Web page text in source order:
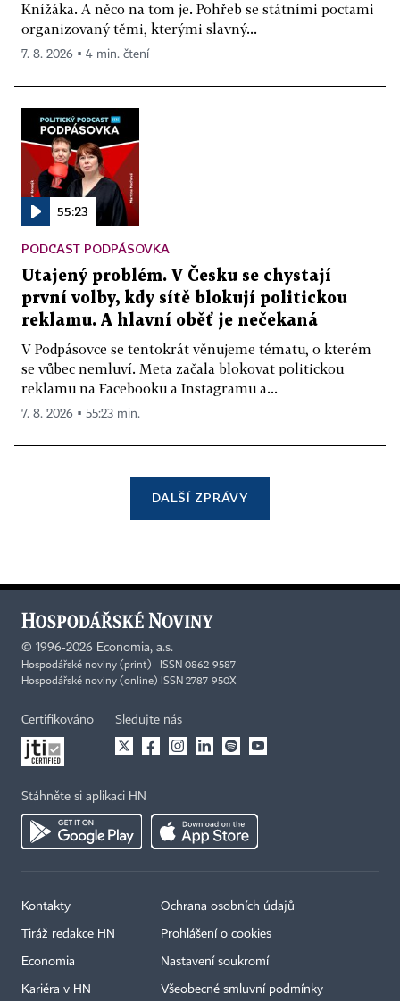
Knížáka. A něco na tom je. Pohřeb se státními poctami
organizovaný těmi, kterými slavný...
7. 8. 2026 ▪ 4 min. čtení
55:23
PODCAST PODPÁSOVKA
Utajený problém. V Česku se chystají
první volby, kdy sítě blokují politickou
reklamu. A hlavní oběť je nečekaná
V Podpásovce se tentokrát věnujeme tématu, o kterém
se vůbec nemluví. Meta začala blokovat politickou
reklamu na Facebooku a Instagramu a...
7. 8. 2026 ▪ 55:23 min.
DALŠÍ ZPRÁVY
© 1996-2026 Economia, a.s.
Hospodářské noviny (print) ISSN 0862-9587
Hospodářské noviny (online) ISSN 2787-950X
Certifikováno Sledujte nás
Stáhněte si aplikaci HN
Kontakty
Tiráž redakce HN
Economia
Kariéra v HN
Ochrana osobních údajů
Prohlášení o cookies
Nastavení soukromí
Všeobecné smluvní podmínky